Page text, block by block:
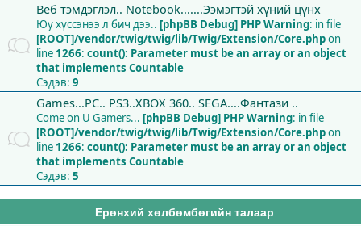
Веб тэмдэглэл.. Notebook.......Ээмэгтэй хүний цүнх
Юу хүссэнээ л бич дээ.. [phpBB Debug] PHP Warning: in file
[ROOT]/vendor/twig/twig/lib/Twig/Extension/Core.phpon
line 1266: count(): Parameter must be an array or an object
that implements Countable
Сэдэв: 9
Games...PC.. PS3..XBOX 360.. SEGA....Фантази ..
Come on U Gamers... [phpBB Debug] PHP Warning: in file
[ROOT]/vendor/twig/twig/lib/Twig/Extension/Core.phpon
line 1266: count(): Parameter must be an array or an object
that implements Countable
Сэдэв: 5
Ерөнхий хөлбөмбөгийн талаар